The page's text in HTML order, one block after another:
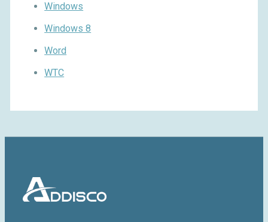
Windows
Windows 8
Word
WTC